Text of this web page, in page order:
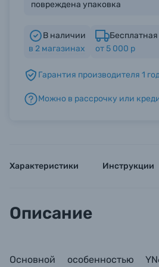
Б/У фототехника
Уценённые товары
повреждена упаковка
В наличии
в 2 магазинах
от 5 000 р
Гарантия производителя 1
Можно в рассрочку или
Характеристики Инструкции
Описание
Основной особенностью